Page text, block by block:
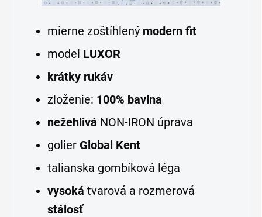
mierne zoštíhlený modern fit
model LUXOR
krátky rukáv
zloženie: 100% bavlna
nežehlivá NON-IRON úprava
golier Global Kent
talianska gombíková léga
vysoká tvarová a rozmerová
stálosť